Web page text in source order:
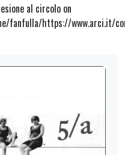
al circolo on
fanfulla/https://www.arci.it/